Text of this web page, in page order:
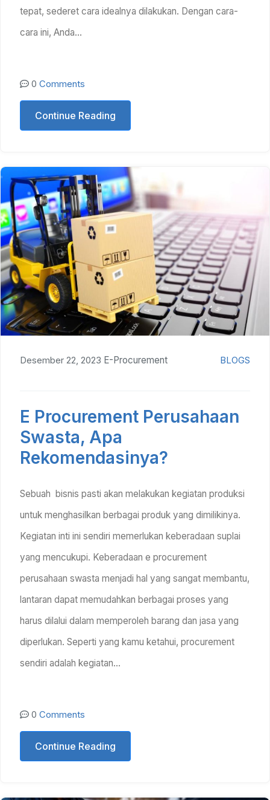
tepat, sederet cara idealnya dilakukan. Dengan cara-
cara ini, Anda…
0 Comments
Continue Reading
Desember 22, 2023 E-Procurement BLOGS
E Procurement Perusahaan
Swasta, Apa
Rekomendasinya?
Sebuah bisnis pasti akan melakukan kegiatan produksi
untuk menghasilkan berbagai produk yang dimilikinya.
Kegiatan inti ini sendiri memerlukan keberadaan suplai
yang mencukupi. Keberadaan e procurement
perusahaan swasta menjadi hal yang sangat membantu,
lantaran dapat memudahkan berbagai proses yang
harus dilalui dalam memperoleh barang dan jasa yang
diperlukan. Seperti yang kamu ketahui, procurement
sendiri adalah kegiatan…
0 Comments
Continue Reading